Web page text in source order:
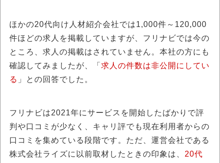
ほかの20代向け人材紹介会社では1,000件～120,000
件ほどの求人を掲載していますが、フリナビでは今の
ところ、求人の掲載はされていません。本社の方にも
確認してみましたが、「 求人の件数は非公開にしてい
る 」との回答でした。
フリナビは2021年にサービスを開始したばかりで評
判や口コミが少なく、キャリ評でも現在利用者からの
口コミを集めている段階です。ただ、運営会社である
株式会社ライズに以前取材したときの印象は、 20代